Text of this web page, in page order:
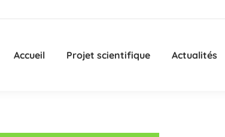
Accueil Projet scientifique Actualités